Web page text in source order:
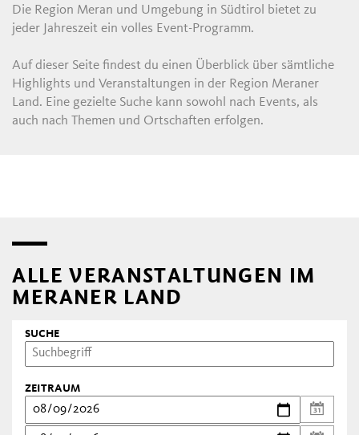
Die Region Meran und Umgebung in Südtirol bietet zu
jeder Jahreszeit ein volles Event-Programm.
Auf dieser Seite findest du einen Überblick über sämtliche
Highlights und Veranstaltungen in der Region Meraner
Land. Eine gezielte Suche kann sowohl nach Events, als
auch nach Themen und Ortschaften erfolgen.
ALLE VERANSTALTUNGEN IM
MERANER LAND
SUCHE
ZEITRAUM